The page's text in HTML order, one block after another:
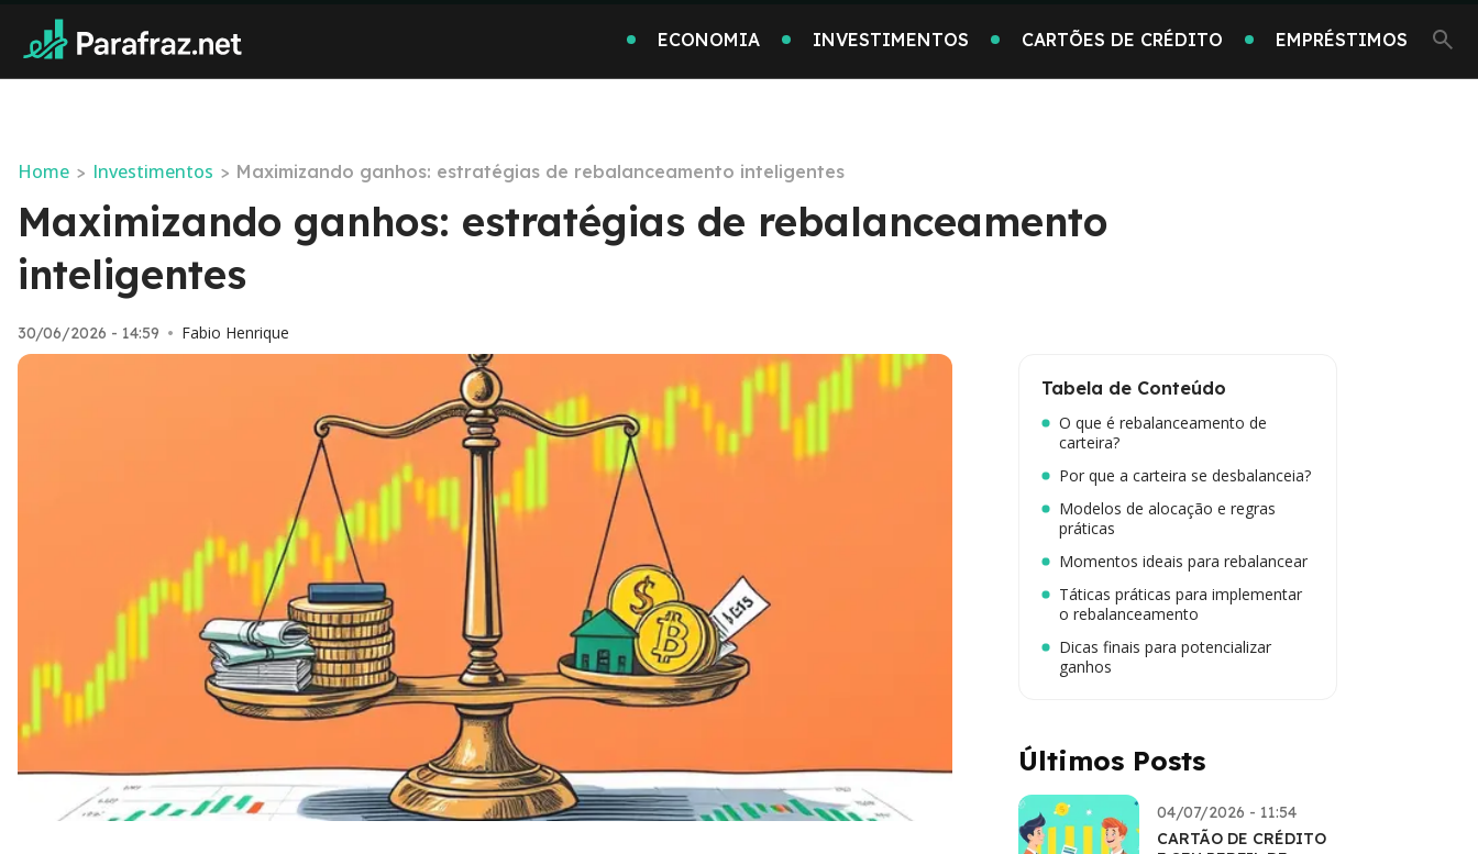
ECONOMIA INVESTIMENTOS CARTÕES DE CRÉDITO EMPRÉSTIMOS
Home > Investimentos > Maximizando ganhos: estratégias de rebalanceamento inteligentes
Maximizando ganhos: estratégias de rebalanceamento
inteligentes
30/06/2026 - 14:59 • Fabio Henrique
Tabela de Conteúdo
O que é rebalanceamento de
carteira?
Por que a carteira se desbalanceia?
Modelos de alocação e regras
práticas
Momentos ideais para rebalancear
Táticas práticas para implementar
o rebalanceamento
Dicas finais para potencializar
ganhos
Últimos Posts
04/07/2026 - 11:54
CARTÃO DE CRÉDITO